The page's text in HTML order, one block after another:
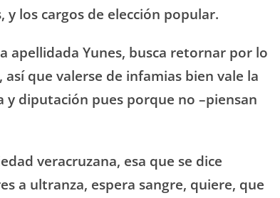
los cargos de elección popular.
apellidada Yunes, busca retornar por lo
que valerse de infamias bien vale la
diputación pues porque no –piensan
veracruzana, esa que se dice
a ultranza, espera sangre, quiere, que